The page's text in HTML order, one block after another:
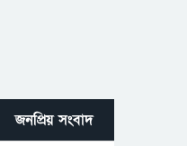
জনপ্রিয় সংবাদ